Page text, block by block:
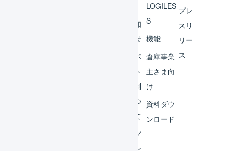
お知
らせ
サポ
ート
体制
につ
いて
ログ
イン
LOGILES
S
機能
倉庫事業
主さま向
け
資料ダウ
ンロード
プレ
スリ
リー
ス